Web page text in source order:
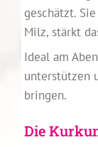
geschätzt.
Milz, stärkt
Ideal am
unterstützen
bringen.
Die